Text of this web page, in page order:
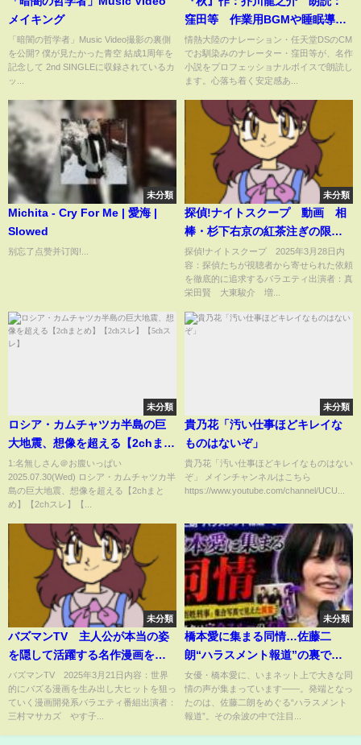
メイキング
「暗闇の哲学者」Music Video撮影の裏側
を公開? 僕が見たかった青空 結成1周年を
記念して 2nd SINGLEに収録されているカ
ッ...
窪田等 作業用BGMや睡眠導入
おやすみ前 教養にも 本好き 青空
文庫
情熱大陸のナレーション・任天堂DSのCM
でお馴染みのナレーター・窪田等が、名作
小説をプロフェッショナルボイスで朗読し
ます。心落ち着く安定感あ...
未分類
Michita - Cry For Me | 愛海 |
Slowed
别忘了点赞并订阅!...
未分類
探偵!ナイトスクープ 動画 相
棒・杉下右京の紅茶注ぎの限界
はどこ？ 3月28日
探偵!ナイトスクープ 2025年3月28日内
容：探偵たちが視聴者から寄せられた依頼
を徹底的に追求するバラエティ出演者：真
栄田賢 大東駿介 増...
未分類
ロシア・カムチャツカ半島の巨
大地震、想像を超える【2chまと
め】【2chスレ】【5chスレ】
1:名無しさん＠お腹いっぱい
2025.07.30(Wed) ロシア・カムチャツカ半
島の巨大地震、想像を超える【2chまと
め】【2chスレ】【...
未分類
貴乃花「汚い仕事ほどキレイな
ものはないぞ」
貴乃花「汚い仕事ほどキレイなものはない
ぞ」 メインチャンネルはこちら
https://www.youtube.com/channel/UCU...
未分類
バズマンTV 主人公が本当の姿
を隠して活躍する名作漫画を特
集 3月21日
バズマンTV 2025年3月21日内容：世界
的にバズる漫画を生み出し大ヒットを狙っ
ていく漫画開発系バラエティ番組出演者：
三村マサカズ やす子...
未分類
橋本愛に集まる同情…佐藤二
朗“ハラスメント報道”の裏で見
えた異変😨📸#橋本愛 #佐藤二朗
#夫婦別姓刑事 #ハラスメント報
道 #芸能ニュース #女優 #インス
女優・橋本愛に、いまネット上で大きな同
情の声が集まっています――。発端となっ
たのは、佐藤二朗をめぐる“ハラスメント
報道”。その余波の中で注目...